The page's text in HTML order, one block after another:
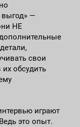
выгод» —
НЕ
свои
их обсудить
играют
это опыт.